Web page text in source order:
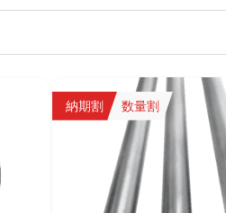
納期割 数量割